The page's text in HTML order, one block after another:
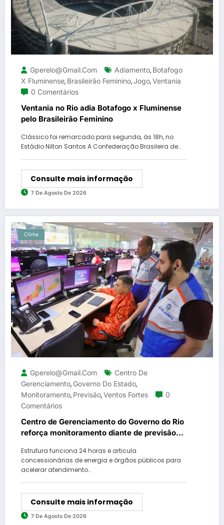
Gperelo@gmail.com Adiamento, Botafogo
X Fluminense, Brasileirão Feminino,Jogo,Ventania
0 Comentários
Ventania no Rio adia Botafogo x Fluminense
pelo Brasileirão Feminino
Clássico foi remarcado para segunda, às 18h, no
Estádio Nilton Santos A Confederação Brasileira de…
Consulte mais informação
7 De Agosto De 2026
Clima
Gperelo@gmail.com
Centro De
Gerenciamento, Governo Do Estado,
Monitoramento, Previsão,Ventos Fortes
0
Comentários
Centro de Gerenciamento do Governo do Rio
reforça monitoramento diante de previsão
Estrutura funciona 24 horas e articula
concessionárias de energia e órgãos públicos para
acelerar atendimento…
Consulte mais informação
7 De Agosto De 2026